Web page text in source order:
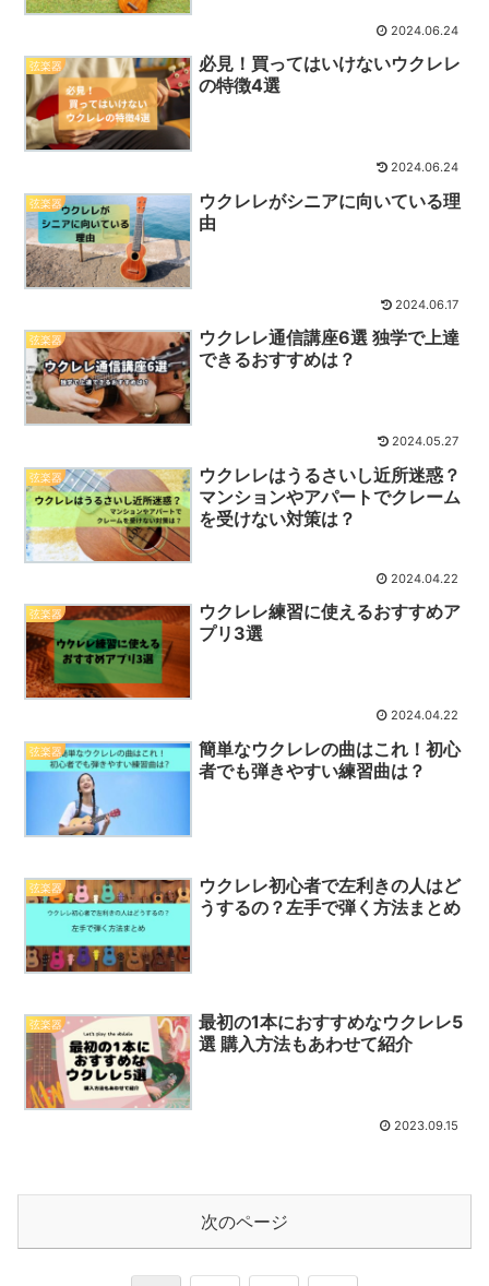
2024.06.24
弦楽器
必見！買ってはいけないウクレレ
の特徴4選
2024.06.24
弦楽器
ウクレレがシニアに向いている理
由
2024.06.17
弦楽器
ウクレレ通信講座6選 独学で上達
できるおすすめは？
2024.05.27
弦楽器
ウクレレはうるさいし近所迷惑？
マンションやアパートでクレーム
を受けない対策は？
2024.04.22
弦楽器
ウクレレ練習に使えるおすすめア
プリ3選
2024.04.22
弦楽器
簡単なウクレレの曲はこれ！初心
者でも弾きやすい練習曲は？
弦楽器
ウクレレ初心者で左利きの人はど
うするの？左手で弾く方法まとめ
弦楽器
最初の1本におすすめなウクレレ5
選 購入方法もあわせて紹介
2023.09.15
次のページ